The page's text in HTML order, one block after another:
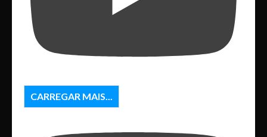
CARREGAR MAIS...